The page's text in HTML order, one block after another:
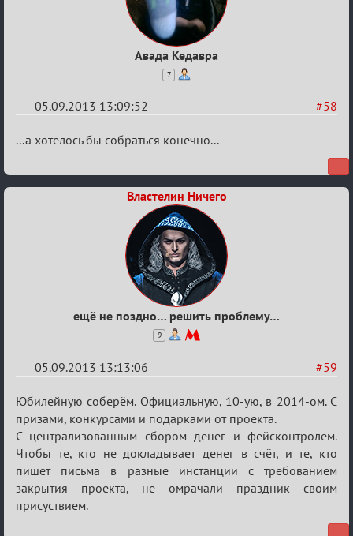
Авада Кедавра
7
#58
05.09.2013 13:09:52
Re:
2013
...а хотелось бы собраться конечно...
Властелин Ничего
ещё не поздно… решить проблему…
9
#59
05.09.2013 13:13:06
Re:
Годовщина
2013
Юбилейную соберём. Официальную, 10-ую, в 2014-ом. С
призами, конкурсами и подарками от проекта.
С централизованным сбором денег и фейсконтролем.
Чтобы те, кто не докладывает денег в счёт, и те, кто
пишет письма в разные инстанции с требованием
закрытия проекта, не омрачали праздник своим
присуствием.